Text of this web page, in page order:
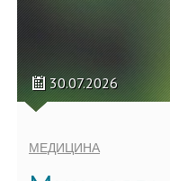
30.07.2026
МЕДИЦИНА